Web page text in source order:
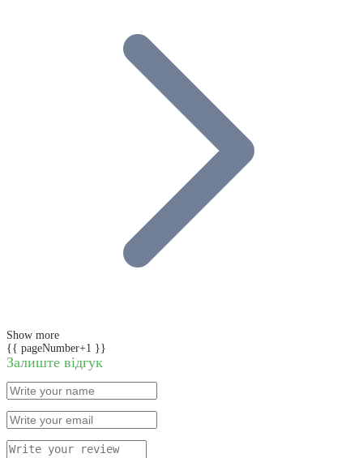
Show more
{{ pageNumber+1 }}
Залиште відгук